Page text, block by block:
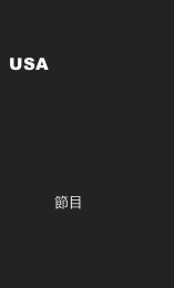
USA
節目